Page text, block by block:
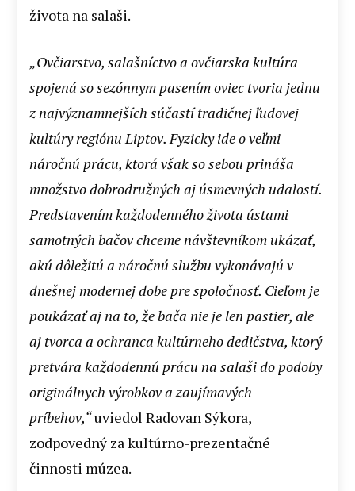
života na salaši.
„Ovčiarstvo, salašníctvo a ovčiarska kultúra
spojená so sezónnym pasením oviec tvoria jednu
z najvýznamnejších súčastí tradičnej ľudovej
kultúry regiónu Liptov. Fyzicky ide o veľmi
náročnú prácu, ktorá však so sebou prináša
množstvo dobrodružných aj úsmevných udalostí.
Predstavením každodenného života ústami
samotných bačov chceme návštevníkom ukázať,
akú dôležitú a náročnú službu vykonávajú v
dnešnej modernej dobe pre spoločnosť. Cieľom je
poukázať aj na to, že bača nie je len pastier, ale
aj tvorca a ochranca kultúrneho dedičstva, ktorý
pretvára každodennú prácu na salaši do podoby
originálnych výrobkov a zaujímavých
príbehov,“uviedol Radovan Sýkora,
zodpovedný za kultúrno-prezentačné
činnosti múzea.